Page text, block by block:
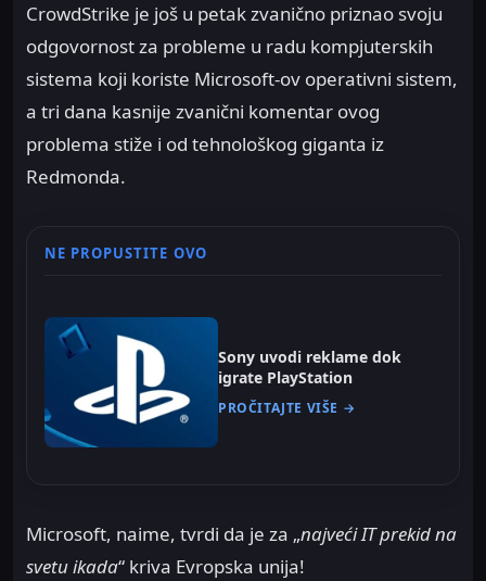
CrowdStrike je još u petak zvanično priznao svoju
odgovornost za probleme u radu kompjuterskih
sistema koji koriste Microsoft-ov operativni sistem,
a tri dana kasnije zvanični komentar ovog
problema stiže i od tehnološkog giganta iz
Redmonda.
NE PROPUSTITE OVO
Sony uvodi reklame dok
igrate PlayStation
PROČITAJTE VIŠE →
Microsoft, naime, tvrdi da je za „najveći IT prekid na
svetu ikada“ kriva Evropska unija!